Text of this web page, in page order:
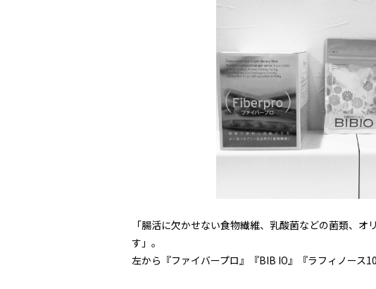
「腸活に欠かせない食物繊維、乳酸菌などの菌類、
す」。
左から『ファイバープロ』『BIB IO』『ラフィノース